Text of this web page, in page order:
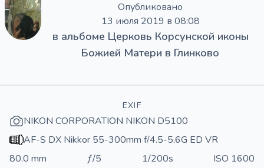
Опубликовано
13 июля 2019 в 08:08
в альбоме Церковь Корсунской иконы
Божией Матери в Глинково
EXIF
NIKON CORPORATION NIKON D5100
AF-S DX Nikkor 55-300mm f/4.5-5.6G ED VR
80.0 mm
ƒ/5 1/200s
ISO 1600